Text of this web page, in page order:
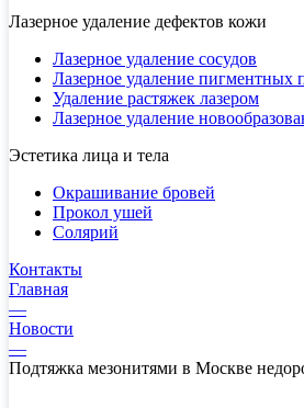
Лазерное удаление дефектов кожи
Лазерное удаление сосудов
Лазерное удаление пигментных
Удаление растяжек лазером
Лазерное удаление
Эстетика лица и тела
Окрашивание бровей
Прокол ушей
Солярий
Контакты
Главная
—
Новости
—
Подтяжка мезонитями в Москве